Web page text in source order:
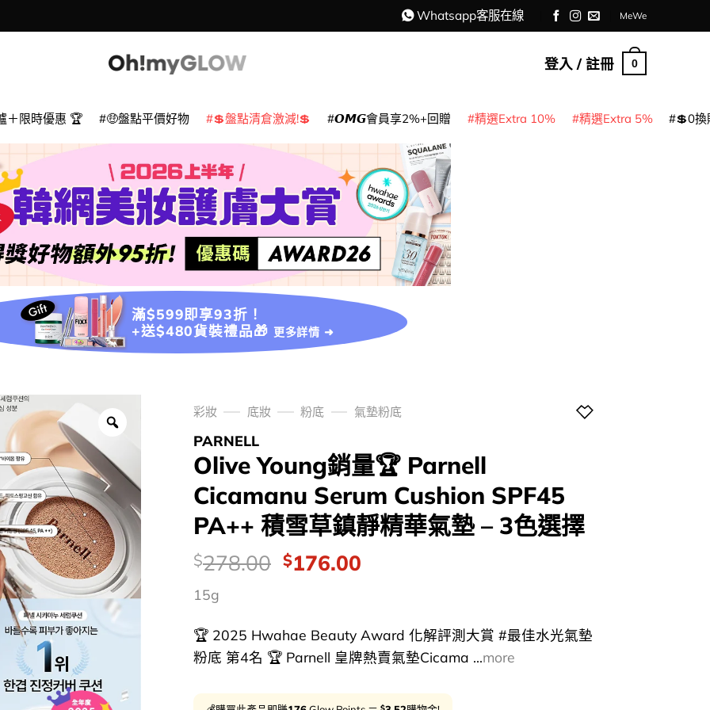
Whatsapp客服在線 MeWe
登入 / 註冊 0
＋限時優惠 🏆 🤑盤點平價好物 💲盤點清倉激減!💲 𝙊𝙈𝙂會員享2%+回贈 精選Extra 10% 精選Extra 5% 💲0換
滿$599即享93折！
+送$480貨裝禮品🎁 更多詳情 ➜
彩妝 底妝 粉底 氣墊粉底
PARNELL
Olive Young銷量🏆 Parnell
Cicamanu Serum Cushion SPF45
PA++ 積雪草鎮靜精華氣墊 – 3色選擇
價
$278.00 Original
$278.00.
$176.00Current
$176.00.
15g
🏆 2025 Hwahae Beauty Award 化解評測大賞 #最佳水光氣墊
粉底 第4名 🏆 Parnell 皇牌熱賣氣墊Cicama ...more
$